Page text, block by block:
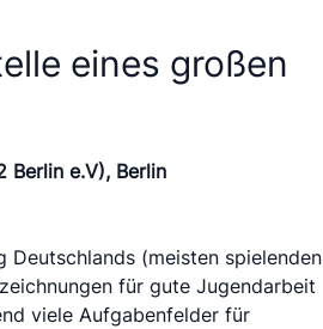
eines großen
Berlin e.V), Berlin
(meisten spielenden
für gute Jugendarbeit
viele Aufgabenfelder für